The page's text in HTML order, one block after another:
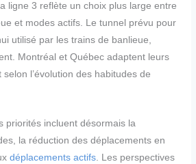
ligne 3 reflète un choix plus large entre
et modes actifs. Le tunnel prévu pour
utilisé par les trains de banlieue,
Montréal et Québec adaptent leurs
l’évolution des habitudes de
priorités incluent désormais la
la réduction des déplacements en
déplacements actifs. Les perspectives